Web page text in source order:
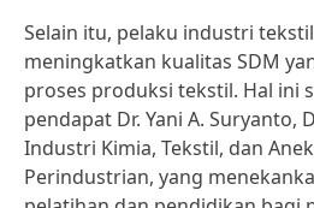
Selain itu, pelaku industri
meningkatkan kualitas SDM
proses produksi tekstil. Hal ini
pendapat Dr. Yani A. Suryanto,
Industri Kimia, Tekstil, dan
Perindustrian, yang